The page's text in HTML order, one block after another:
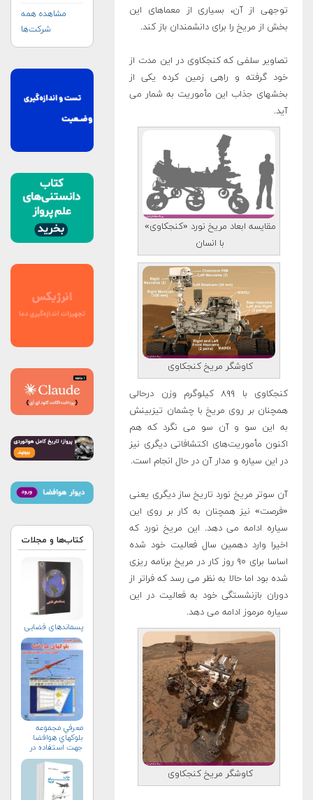
توجهی از آن، بسیاری از معماهای این
بخش از مریخ را برای دانشمندان باز کند.
تصاویر سلفی که کنجکاوی در این مدت از
خود گرفته و راهی زمین کرده یکی از
بخشهای جذاب این مأموریت به شمار می
آید.
مقایسه ابعاد مریخ نورد «کنجکاوی»
با انسان
کاوشگر مریخ کنجکاوی
کنجکاوی با ۸۹۹ کیلوگرم وزن درحالی
همچنان بر روی مریخ با چشمان تیزبینش
به این سو و آن سو می نگرد که هم
اکنون مأموریت‌های اکتشافاتی دیگری نیز
در این سیاره و مدار آن در حال انجام است.
آن سوتر مریخ نورد تاریخ ساز دیگری یعنی
«فرصت» نیز همچنان به کار بر روی این
سیاره ادامه می دهد. این مریخ نورد که
اخیرا وارد دهمین سال فعالیت خود شده
اساسا برای ۹۰ روز کار در مریخ برنامه ریزی
شده بود اما حالا به نظر می رسد که فراتر از
دوران بازنشستگی خود به فعالیت در این
سیاره مرموز ادامه می دهد.
کاوشگر مریخ کنجکاوی
مشاهده همه
شرکت‌ها
کتاب‌ها و مجلات
پسماندهای فضایی
معرفي مجموعه
بلوك‏هاي هوافضا
جهت استفاده در
محيط سيمولينك